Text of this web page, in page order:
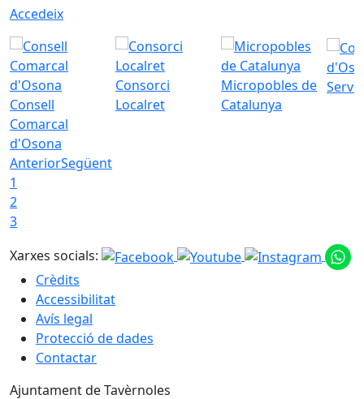
Accedeix
Consell
Comarcal
d'Osona
Consorci
Localret
Micropobles de
Catalunya
AnteriorSegüent
1
2
3
Xarxes socials:
Crèdits
Accessibilitat
Avís legal
Protecció de dades
Contactar
Ajuntament de Tavèrnoles